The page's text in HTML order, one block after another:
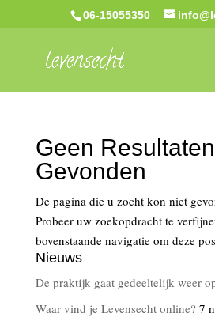
06-15055350
Geen Resultaten
Gevonden
De pagina die u zocht kon niet
Probeer uw zoekopdracht te
bovenstaande navigatie om deze
Nieuws
De praktijk gaat gedeeltelijk weer
Waar vind je Levensecht online? 7